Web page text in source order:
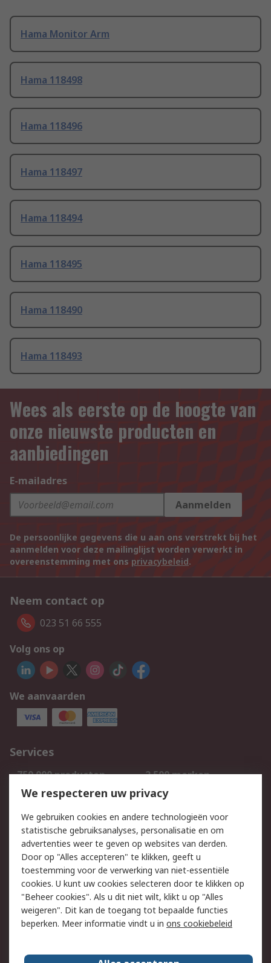
Hama Monitor Arm
Hama 118498
Hama 118496
Hama 118497
Hama 118494
Hama 118495
Hama 118490
Hama 118493
Wees als eerste op de hoogte van
onze nieuwste producten en
aanbiedingen
E-mailadres
Aanmelden
De persoonlijke gegevens die u aan ons verstrekt bij het
aanmelden voor deze mailinglijst worden verwerkt in
overeenstemming met ons privacybeleid.
Neem contact op
023 51 66 555
Volg ons op
We aanvaarden
Services
750.000 producten
2.500 merken
Bestellen
Inkoopoplossingen
Track & Trace
Wettelijk
Cookiebeleid
Email veiligheid
Privacybeleid
Websitevoorwaarden
Algemene
verkoopvoorwaarden
Over RS
We respecteren uw privacy
We gebruiken cookies en andere technologieën voor
statistische gebruiksanalyses, personalisatie en om
advertenties weer te geven op websites van derden.
Door op "Alles accepteren" te klikken, geeft u
toestemming voor de verwerking van niet-essentiële
cookies. U kunt uw cookies selecteren door te klikken op
"Beheer cookies". Als u dit niet wilt, klikt u op "Alles
weigeren". Dit kan de toegang tot bepaalde functies
beperken. Meer informatie vindt u in ons cookiebeleid